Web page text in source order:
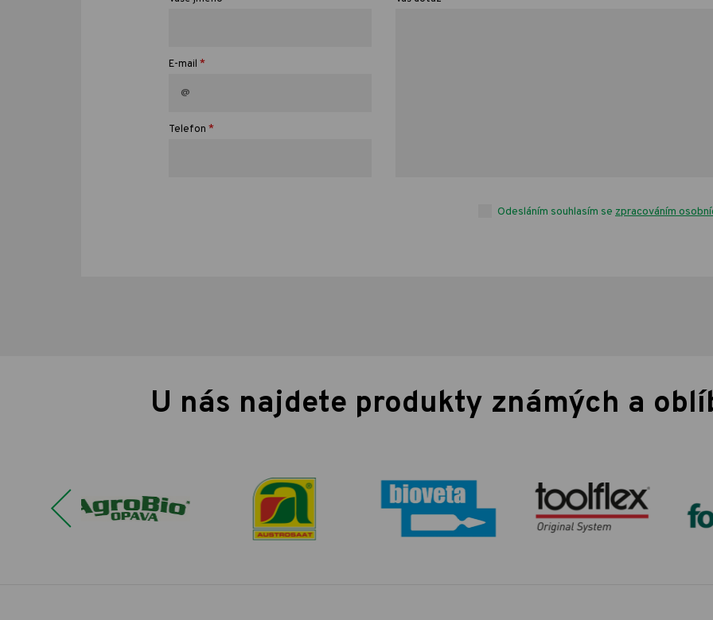
E-mail *
Telefon *
Odesláním souhlasím se zpracováním
U nás najdete produkty známých a